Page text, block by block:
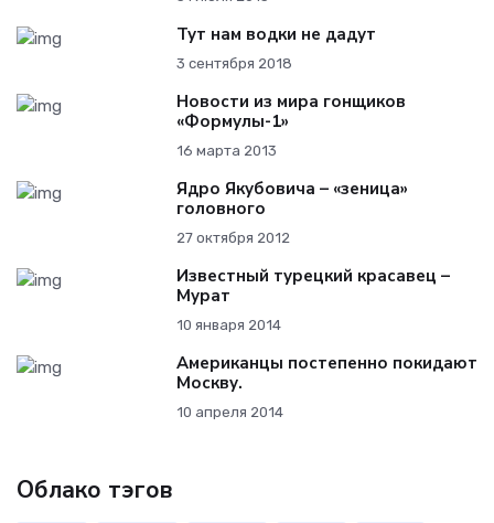
Тут нам водки не дадут
3 сентября 2018
Новости из мира гонщиков
«Формулы-1»
16 марта 2013
Ядро Якубовича – «зеница»
головного
27 октября 2012
Известный турецкий красавец –
Мурат
10 января 2014
Американцы постепенно покидают
Москву.
10 апреля 2014
Облако тэгов